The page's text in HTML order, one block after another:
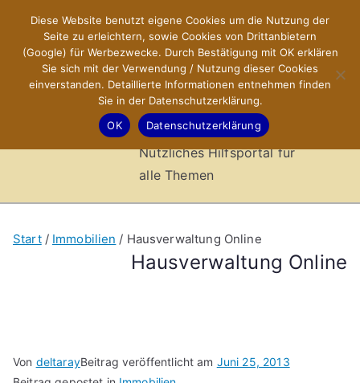
springen
X-Sites.de
–
Hilfsportal
Nützliches Hilfsportal für
alle Themen
Hausverwaltung Online
Start Immobilien Hausverwaltung Online
Von deltarayBeitrag veröffentlicht am Juni 25, 2013
Diese Website benutzt eigene Cookies um die Nutzung der
Seite zu erleichtern, sowie Cookies von Drittanbietern
(Google) für Werbezwecke. Durch Bestätigung mit OK erklären
Sie sich mit der Verwendung / Nutzung dieser Cookies
einverstanden. Detaillierte Informationen entnehmen finden
Sie in der Datenschutzerklärung.
OK
Datenschutzerklärung